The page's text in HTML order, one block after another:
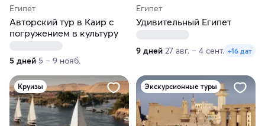
Египет
Авторский тур в Каир с
погружением в культуру
5 дней 5 – 9 нояб.
Египет
Удивительный Египет
9 дней 27 авг. – 4 сент. +16 дат
Круизы Экскурсионные туры